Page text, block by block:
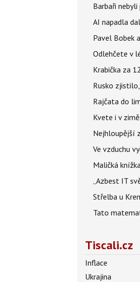
Barbaři
AI napadla
Pavel Bobek
Odlehčete v
Krabička za
Rusko
Rajčata do
Kvete i v
Nejhloupější
Ve vzduchu
Maličká
„Azbest IT
Střelba u
Tato
Tiscali.cz
Inflace
Ukrajina